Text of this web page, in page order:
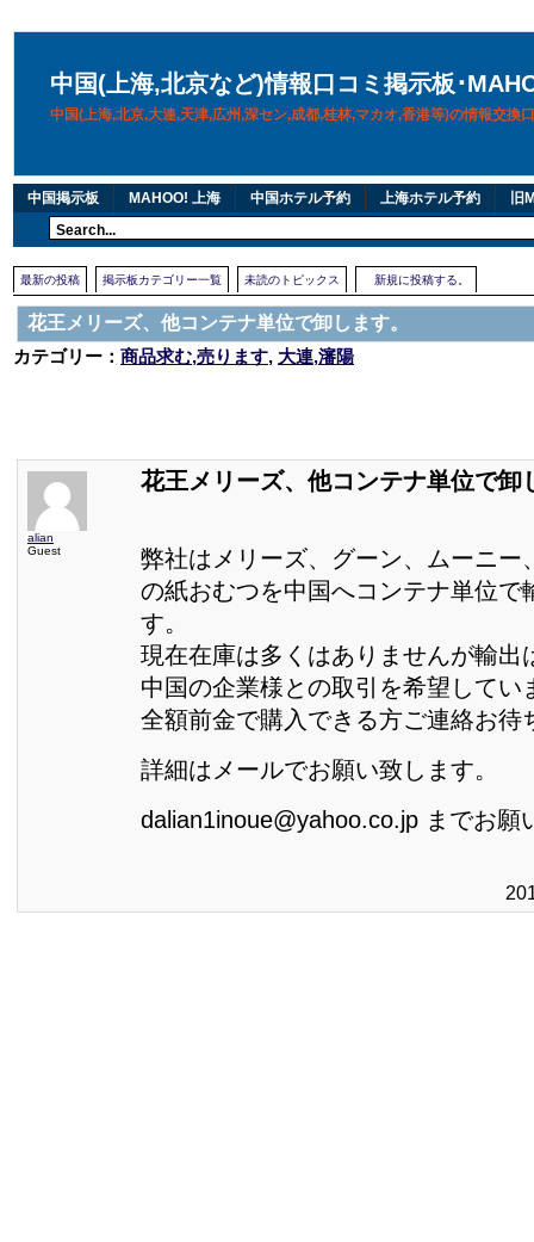
中国(上海,北京など)情報口コミ掲示板･
中国(上海,北京,大連,天津,広州,深セン,成都,桂林,マカオ,香港等)の情報交換
中国掲示板 MAHOO! 上海 中国ホテル予約 上海ホテル予約 旧
最新の投稿 掲示板カテゴリー一覧 未読のトピックス 新規に投稿する。
花王メリーズ、他コンテナ単位で卸します。
カテゴリー： 商品求む,売ります, 大連,瀋陽
alian
Guest
花王メリーズ、他コンテナ単位で卸
弊社はメリーズ、グーン、ムーニー
の紙おむつを中国へコンテナ単位で
す。
現在在庫は多くはありませんが輸出
中国の企業様との取引を希望してい
全額前金で購入できる方ご連絡お待
詳細はメールでお願い致します。
dalian1inoue@yahoo.co.jp までお願